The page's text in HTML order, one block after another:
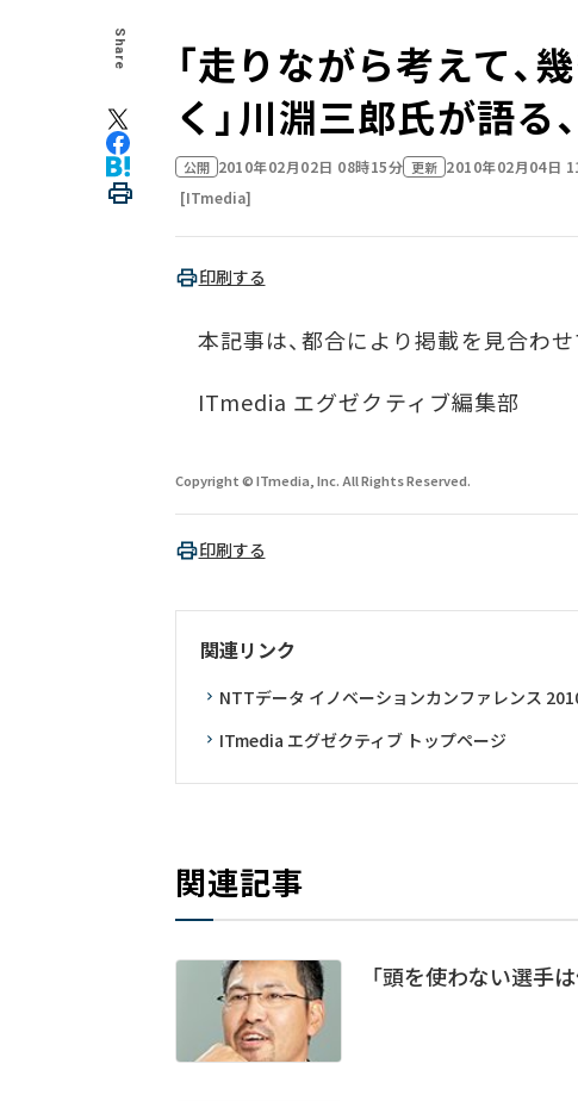
Share
「走りながら考えて、
く」――川淵三郎氏が語
公開 2010年02月02日 08時15分 更新 2010年02月04日
[ITmedia]
印刷する
本記事は、都合により掲載を見合わせ
ITmedia エグゼクティブ編集部
Copyright © ITmedia, Inc. All Rights Reserved.
印刷する
関連リンク
NTTデータ イノベーションカンファレンス
ITmedia エグゼクティブ トップページ
関連記事
「頭を使わない選手は